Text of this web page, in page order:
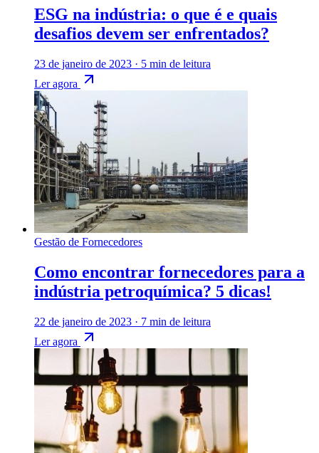
ESG na indústria: o que é e quais
desafios devem ser enfrentados?
23 de janeiro de 2023 · 5 min de leitura
Ler agora
Gestão de Fornecedores
Como encontrar fornecedores para a
indústria petroquímica? 5 dicas!
22 de janeiro de 2023 · 7 min de leitura
Ler agora